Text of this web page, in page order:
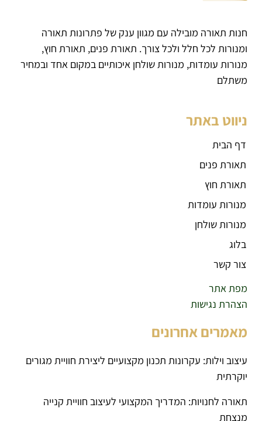
חנות תאורה מובילה עם מגוון ענק של פתרונות תאורה
ומנורות לכל חלל ולכל צורך. תאורת פנים, תאורת חוץ,
מנורות עומדות, מנורות שולחן איכותיים במקום אחד ובמחיר
משתלם
ניווט באתר
דף הבית
תאורת פנים
תאורת חוץ
מנורות עומדות
מנורות שולחן
בלוג
צור קשר
מפת אתר
הצהרת נגישות
מאמרים אחרונים
עיצוב וילות: עקרונות תכנון מקצועיים ליצירת חוויית מגורים
יוקרתית
תאורה לחנויות: המדריך המקצועי לעיצוב חוויית קנייה
מנצחת